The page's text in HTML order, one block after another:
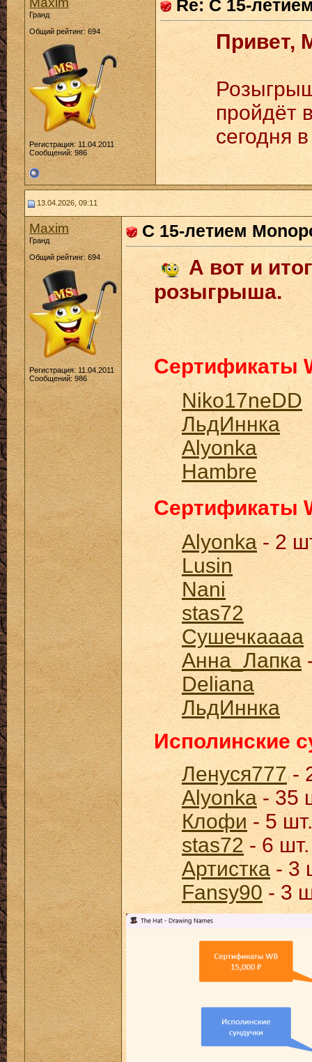
Гранд
Общий рейтинг: 694
Регистрация: 11.04.2011
Сообщений: 986
Re: С 15-
Привет,
пройдёт
сегодня
13.04.2026, 09:11
Maxim
Гранд
Общий рейтинг: 694
Регистрация: 11.04.2011
Сообщений: 986
С 15-летием
А вот и
розыгрыша.
Сертификаты
Niko17neDD
ЛьдИннка
Alyonka
Hambre
Сертификаты
Alyonka- 2
Lusin
Nani
stas72
Сушечкаааа
Анна_Лапка
Deliana
ЛьдИннка
Исполинские
Ленуся777-
Alyonka- 35
Клофи - 5 шт.
stas72 - 6 шт.
Артистка - 3
Fansy90- 3